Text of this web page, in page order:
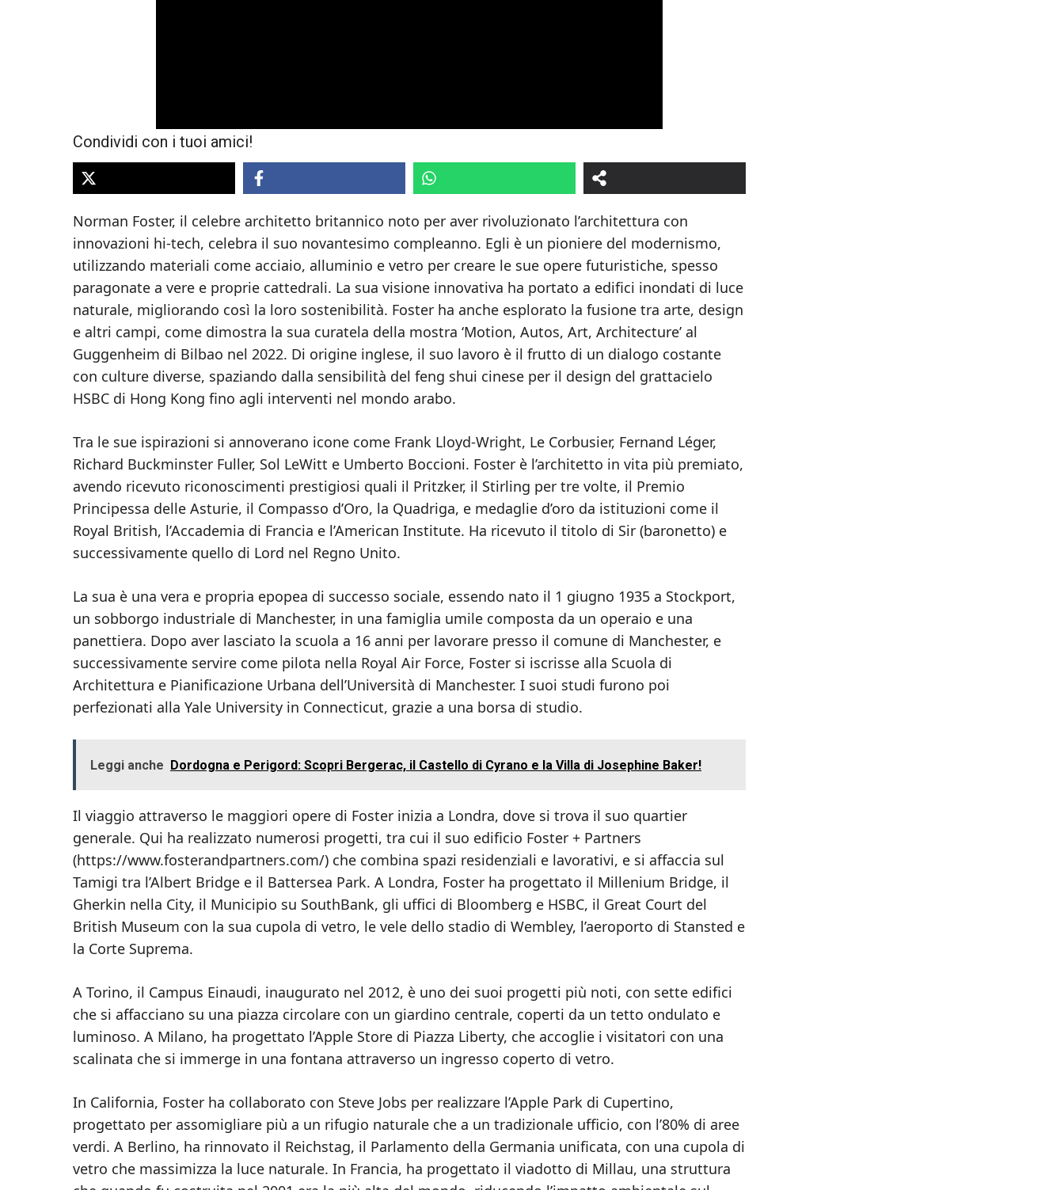
Condividi con i tuoi amici!
Norman Foster, il celebre architetto britannico noto per aver rivoluzionato l’architettura con
innovazioni hi-tech, celebra il suo novantesimo compleanno. Egli è un pioniere del modernismo,
utilizzando materiali come acciaio, alluminio e vetro per creare le sue opere futuristiche, spesso
paragonate a vere e proprie cattedrali. La sua visione innovativa ha portato a edifici inondati di luce
naturale, migliorando così la loro sostenibilità. Foster ha anche esplorato la fusione tra arte, design
e altri campi, come dimostra la sua curatela della mostra ‘Motion, Autos, Art, Architecture’ al
Guggenheim di Bilbao nel 2022. Di origine inglese, il suo lavoro è il frutto di un dialogo costante
con culture diverse, spaziando dalla sensibilità del feng shui cinese per il design del grattacielo
HSBC di Hong Kong fino agli interventi nel mondo arabo.
Tra le sue ispirazioni si annoverano icone come Frank Lloyd-Wright, Le Corbusier, Fernand Léger,
Richard Buckminster Fuller, Sol LeWitt e Umberto Boccioni. Foster è l’architetto in vita più premiato,
avendo ricevuto riconoscimenti prestigiosi quali il Pritzker, il Stirling per tre volte, il Premio
Principessa delle Asturie, il Compasso d’Oro, la Quadriga, e medaglie d’oro da istituzioni come il
Royal British, l’Accademia di Francia e l’American Institute. Ha ricevuto il titolo di Sir (baronetto) e
successivamente quello di Lord nel Regno Unito.
La sua è una vera e propria epopea di successo sociale, essendo nato il 1 giugno 1935 a Stockport,
un sobborgo industriale di Manchester, in una famiglia umile composta da un operaio e una
panettiera. Dopo aver lasciato la scuola a 16 anni per lavorare presso il comune di Manchester, e
successivamente servire come pilota nella Royal Air Force, Foster si iscrisse alla Scuola di
Architettura e Pianificazione Urbana dell’Università di Manchester. I suoi studi furono poi
perfezionati alla Yale University in Connecticut, grazie a una borsa di studio.
Leggi anche Dordogna e Perigord: Scopri Bergerac, il Castello di Cyrano e la Villa di Josephine Baker!
Il viaggio attraverso le maggiori opere di Foster inizia a Londra, dove si trova il suo quartier
generale. Qui ha realizzato numerosi progetti, tra cui il suo edificio Foster + Partners
(https://www.fosterandpartners.com/) che combina spazi residenziali e lavorativi, e si affaccia sul
Tamigi tra l’Albert Bridge e il Battersea Park. A Londra, Foster ha progettato il Millenium Bridge, il
Gherkin nella City, il Municipio su SouthBank, gli uffici di Bloomberg e HSBC, il Great Court del
British Museum con la sua cupola di vetro, le vele dello stadio di Wembley, l’aeroporto di Stansted e
la Corte Suprema.
A Torino, il Campus Einaudi, inaugurato nel 2012, è uno dei suoi progetti più noti, con sette edifici
che si affacciano su una piazza circolare con un giardino centrale, coperti da un tetto ondulato e
luminoso. A Milano, ha progettato l’Apple Store di Piazza Liberty, che accoglie i visitatori con una
scalinata che si immerge in una fontana attraverso un ingresso coperto di vetro.
In California, Foster ha collaborato con Steve Jobs per realizzare l’Apple Park di Cupertino,
progettato per assomigliare più a un rifugio naturale che a un tradizionale ufficio, con l’80% di aree
verdi. A Berlino, ha rinnovato il Reichstag, il Parlamento della Germania unificata, con una cupola di
vetro che massimizza la luce naturale. In Francia, ha progettato il viadotto di Millau, una struttura